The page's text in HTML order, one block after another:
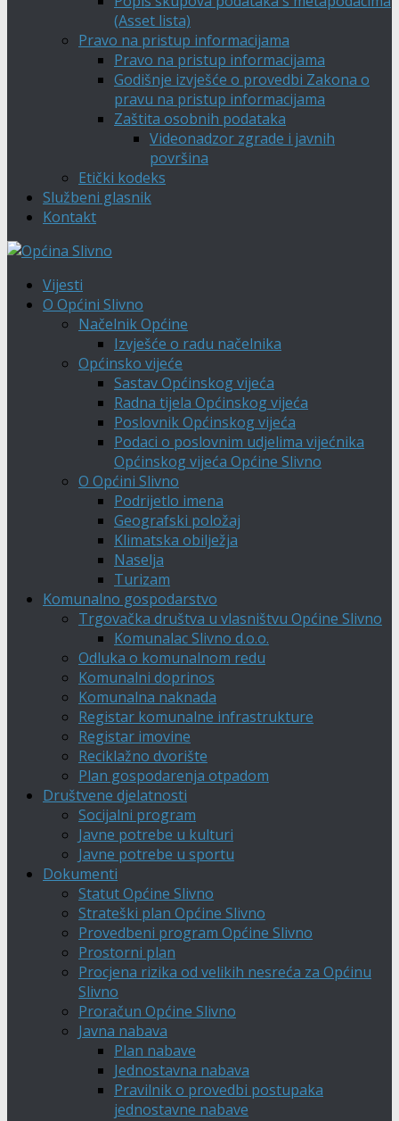
(Asset lista)
Pravo na pristup informacijama
Pravo na pristup informacijama
Godišnje izvješće o provedbi Zakona o
pravu na pristup informacijama
Zaštita osobnih podataka
Videonadzor zgrade i javnih
površina
Etički kodeks
Službeni glasnik
Kontakt
Vijesti
O Općini Slivno
Načelnik Općine
Izvješće o radu načelnika
Općinsko vijeće
Sastav Općinskog vijeća
Radna tijela Općinskog vijeća
Poslovnik Općinskog vijeća
Podaci o poslovnim udjelima vijećnika
Općinskog vijeća Općine Slivno
O Općini Slivno
Podrijetlo imena
Geografski položaj
Klimatska obilježja
Naselja
Turizam
Komunalno gospodarstvo
Trgovačka društva u vlasništvu Općine Slivno
Komunalac Slivno d.o.o.
Odluka o komunalnom redu
Komunalni doprinos
Komunalna naknada
Registar komunalne infrastrukture
Registar imovine
Reciklažno dvorište
Plan gospodarenja otpadom
Društvene djelatnosti
Socijalni program
Javne potrebe u kulturi
Javne potrebe u sportu
Dokumenti
Statut Općine Slivno
Strateški plan Općine Slivno
Provedbeni program Općine Slivno
Prostorni plan
Procjena rizika od velikih nesreća za Općinu
Slivno
Proračun Općine Slivno
Javna nabava
Plan nabave
Jednostavna nabava
Pravilnik o provedbi postupaka
jednostavne nabave